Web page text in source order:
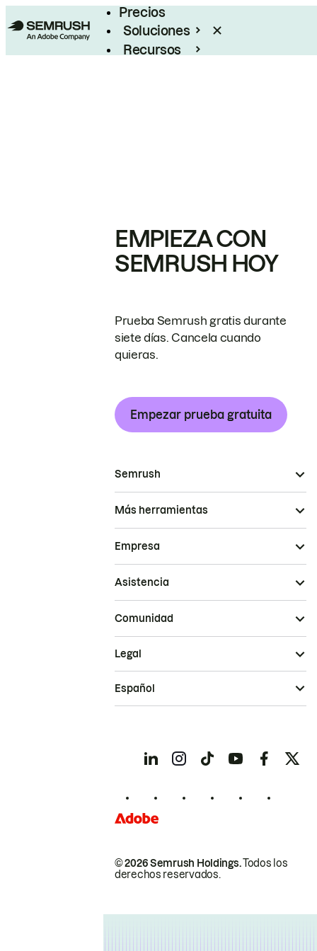
Precios
Soluciones
Recursos
EMPIEZA CON
SEMRUSH HOY
Prueba Semrush gratis durante
siete días. Cancela cuando
quieras.
Empezar prueba gratuita
Semrush
Más herramientas
Empresa
Asistencia
Comunidad
© 2026 Semrush Holdings.Todos los
derechos reservados.
Legal
Español